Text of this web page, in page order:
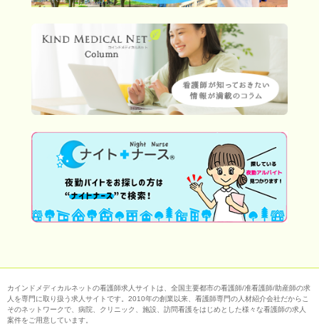
カインドメディカルネットの看護師求人サイトは、全国主要都市の看護師/准看護師/助産師の求
人を専門に取り扱う求人サイトです。2010年の創業以来、看護師専門の人材紹介会社だからこ
そのネットワークで、病院、クリニック、施設、訪問看護をはじめとした様々な看護師の求人
案件をご用意しています。